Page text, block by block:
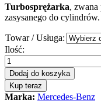
Turbosprężarka,
zasysanego do
Towar / Usługa:
Turbosprężarka
biturbo
MERCEDES
C
W205
Ilość:
Dodaj do koszyka
Kup teraz
Marka: Mercedes-Benz